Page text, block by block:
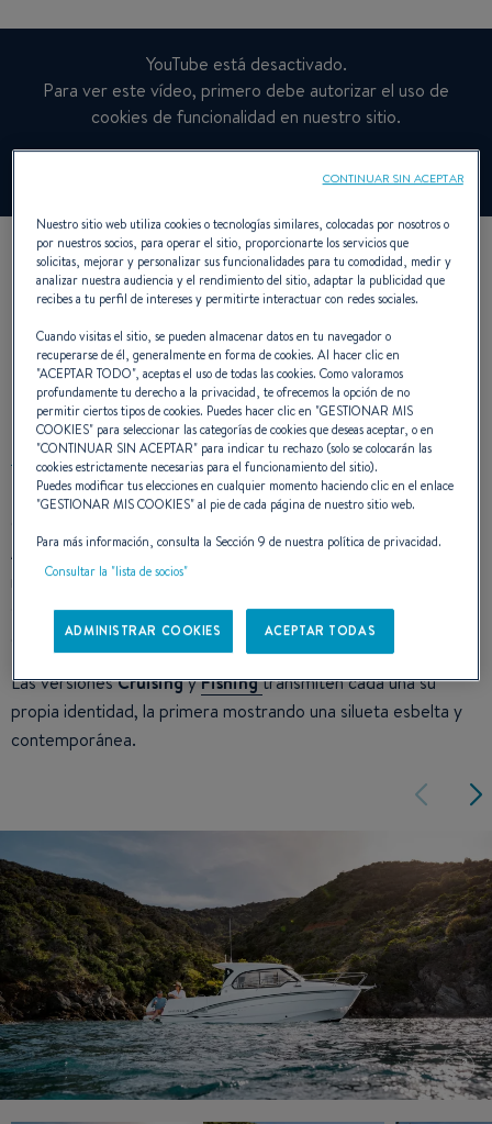
YouTube está desactivado.
Para ver este vídeo, primero debe autorizar el uso de
cookies de funcionalidad en nuestro sitio.
DISEÑO EXTERIOR
Antares 8 se inscribe en la línea de los weekenders de la
marca. El ambiente general del que una parte esencial es
siempre la elegancia, con una recuperación del dinamismo
gracias a sus líneas suaves y alargadas.
Las versionesCruisingyFishingtransmiten cada una su
propia identidad, la primera mostrando una silueta esbelta y
contemporánea.
Nuestro sitio web utiliza cookies o tecnologías similares, colocadas por nosotros o
por nuestros socios, para operar el sitio, proporcionarte los servicios que
solicitas, mejorar y personalizar sus funcionalidades para tu comodidad, medir y
analizar nuestra audiencia y el rendimiento del sitio, adaptar la publicidad que
recibes a tu perfil de intereses y permitirte interactuar con redes sociales.
Cuando visitas el sitio, se pueden almacenar datos en tu navegador o
recuperarse de él, generalmente en forma de cookies. Al hacer clic en
"ACEPTAR TODO", aceptas el uso de todas las cookies. Como valoramos
profundamente tu derecho a la privacidad, te ofrecemos la opción de no
permitir ciertos tipos de cookies. Puedes hacer clic en "GESTIONAR MIS
COOKIES" para seleccionar las categorías de cookies que deseas aceptar, o en
"CONTINUAR SIN ACEPTAR" para indicar tu rechazo (solo se colocarán las
cookies estrictamente necesarias para el funcionamiento del sitio).
Puedes modificar tus elecciones en cualquier momento haciendo clic en el enlace
"GESTIONAR MIS COOKIES" al pie de cada página de nuestro sitio web.
Para más información, consulta la Sección 9 de nuestra política de privacidad.
Consultar la "lista de socios"
ADMINISTRAR COOKIES ACEPTAR TODAS
CONTINUAR SIN ACEPTAR